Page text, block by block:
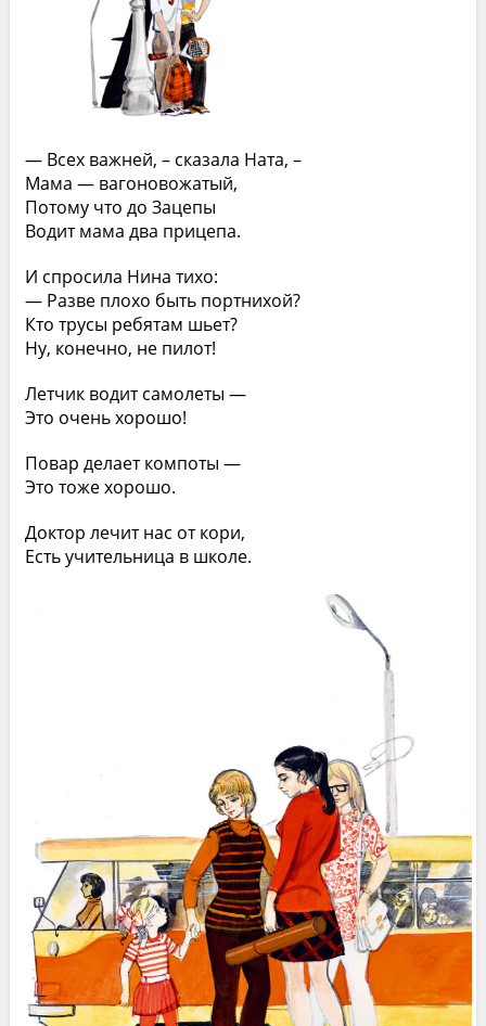
— Всех важней, – сказала Ната, –
Мама — вагоновожатый,
Потому что до Зацепы
Водит мама два прицепа.
И спросила Нина тихо:
— Разве плохо быть портнихой?
Кто трусы ребятам шьет?
Ну, конечно, не пилот!
Летчик водит самолеты —
Это очень хорошо!
Повар делает компоты —
Это тоже хорошо.
Доктор лечит нас от кори,
Есть учительница в школе.